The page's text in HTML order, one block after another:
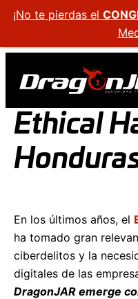
Ethical
En los últimos años, el
ha tomado gran
ciberdelitos y la
digitales de las
DragonJAR emerge
¡No te pierdas el